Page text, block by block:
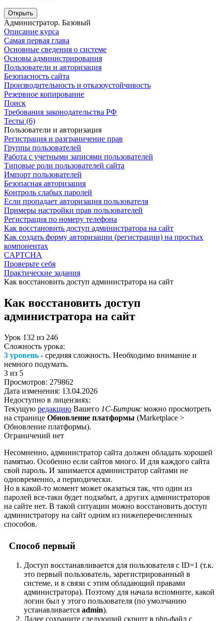
Открыть
Администратор. Базовый
Описание курса
Самая первая глава
Основные сведения о системе
Основы администрирования
Пользователи и авторизация
Безопасность сайта
Производительность и отказоустойчивость
Резервное копирование
Поиск
Требования законодательства РФ
Тесты (6)
Пользователи и авторизация
Регистрация и разграничение прав
Группы пользователей
Работа с учетными записями пользователей
Типовые роли пользователей сайта
Импорт пользователей
Безопасная авторизация
Контроль слабых паролей
Если пропадает авторизация пользователя
Примеры настройки прав пользователей
Регистрация по номеру телефона
Как восстановить доступ администратора на сайт
Как создать форму авторизации (регистрации) на простых
компонентах
CAPTCHA
Проверьте себя
Практические задания
Как восстановить доступ администратора на сайт
Как восстановить доступ
администратора на сайт
Урок 132 из 246
Сложность урока:
3 уровень - средняя сложность. Необходимо внимание и
немного подумать.
3 из 5
Просмотров: 279862
Дата изменения: 13.04.2026
Недоступно в лицензиях:
Текущую редакцию Вашего 1С-Битрикс можно просмотреть
на странице Обновление платформы (Marketplace >
Обновление платформы).
Ограничений нет
Несомненно, администратор сайта должен обладать хорошей
памятью. Особенно если сайтов много. И для каждого сайта
свой пароль. И занимается администратор сайтами не
одновременно, а периодически.
Но в какой-то момент может оказаться так, что один из
паролей все-таки будет подзабыт, а других администраторов
на сайте нет. В такой ситуации можно восстановить доступ
администратору на сайт одним из нижеперечисленных
способов.
Способ первый
Доступ восстанавливается для пользователя с ID=1 (т.к.
это первый пользователь, зарегистрированный в
системе, и в связи с этим обладающий правами
администратора). Поэтому для начала вспомните, какой
логин был у этого пользователя (по умолчанию
устанавливается admin).
Далее сохраните следующий скрипт в php-файл c